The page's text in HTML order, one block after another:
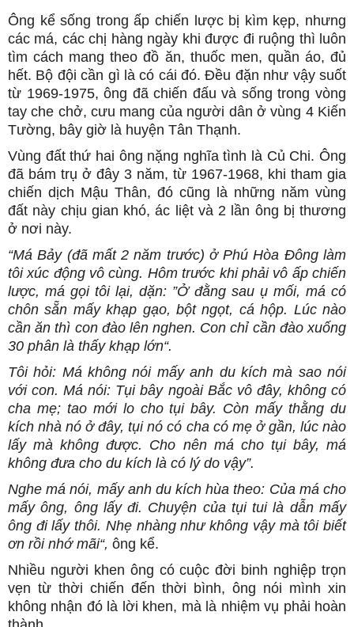
Ông kể sống trong ấp chiến lược bị kìm kẹp, nhưng
các má, các chị hàng ngày khi được đi ruộng thì luôn
tìm cách mang theo đồ ăn, thuốc men, quần áo, đủ
hết. Bộ đội cần gì là có cái đó. Đều đặn như vậy suốt
từ 1969-1975, ông đã chiến đấu và sống trong vòng
tay che chở, cưu mang của người dân ở vùng 4 Kiến
Tường, bây giờ là huyện Tân Thạnh.
Vùng đất thứ hai ông nặng nghĩa tình là Củ Chi. Ông
đã bám trụ ở đây 3 năm, từ 1967-1968, khi tham gia
chiến dịch Mậu Thân, đó cũng là những năm vùng
đất này chịu gian khó, ác liệt và 2 lần ông bị thương
ở nơi này.
“Má Bảy (đã mất 2 năm trước) ở Phú Hòa Đông làm
tôi xúc động vô cùng. Hôm trước khi phải vô ấp chiến
lược, má gọi tôi lại, dặn: ”Ở đằng sau ụ mối, má có
chôn sẵn mấy khạp gạo, bột ngọt, cá hộp. Lúc nào
cần ăn thì con đào lên nghen. Con chỉ cần đào xuống
30 phân là thấy khạp lớn“.
Tôi hỏi: Má không nói mấy anh du kích mà sao nói
với con. Má nói: Tụi bây ngoài Bắc vô đây, không có
cha mẹ; tao mới lo cho tụi bây. Còn mấy thằng du
kích nhà nó ở đây, tụi nó có cha có mẹ ở gần, lúc nào
lấy mà không được. Cho nên má cho tụi bây, má
không đưa cho du kích là có lý do vậy”.
Nghe má nói, mấy anh du kích hùa theo: Của má cho
mấy ông, ông lấy đi. Chuyện của tụi tui là dẫn mấy
ông đi lấy thôi. Nhẹ nhàng như không vậy mà tôi biết
ơn rồi nhớ mãi“, ông kể.
Nhiều người khen ông có cuộc đời binh nghiệp trọn
vẹn từ thời chiến đến thời bình, ông nói mình xin
không nhận đó là lời khen, mà là nhiệm vụ phải hoàn